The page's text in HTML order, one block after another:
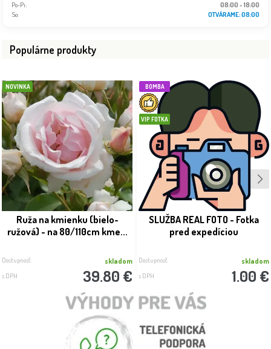
Po-Pi:
08:00 - 18:00
So:
08:00 - 16:00
Populárne produkty
NOVINKA
Ruža na kmienku (bielo-
ružová) - na 80/110cm kme...
Dostupnosť: skladom
s DPH 39.80 €
BOMBA
VIP FOTKA
SLUŽBA REAL FOTO - Fotka
pred expedíciou
Dostupnosť: skladom
s DPH 1.00 €